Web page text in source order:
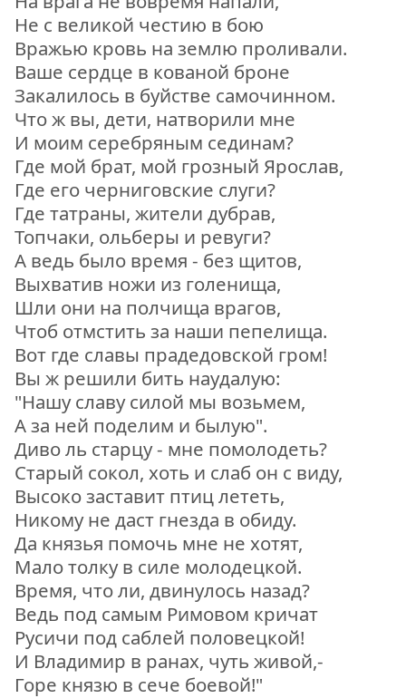
Не с великой честию в бою
Вражью кровь на землю проливали.
Ваше сердце в кованой броне
Закалилось в буйстве самочинном.
Что ж вы, дети, натворили мне
И моим серебряным сединам?
Где мой брат, мой грозный Ярослав,
Где его черниговские слуги?
Где татраны, жители дубрав,
Топчаки, ольберы и ревуги?
А ведь было время - без щитов,
Выхватив ножи из голенища,
Шли они на полчища врагов,
Чтоб отмстить за наши пепелища.
Вот где славы прадедовской гром!
Вы ж решили бить наудалую:
"Нашу славу силой мы возьмем,
А за ней поделим и былую".
Диво ль старцу - мне помолодеть?
Старый сокол, хоть и слаб он с виду,
Высоко заставит птиц лететь,
Никому не даст гнезда в обиду.
Да князья помочь мне не хотят,
Мало толку в силе молодецкой.
Время, что ли, двинулось назад?
Ведь под самым Римовом кричат
Русичи под саблей половецкой!
И Владимир в ранах, чуть живой,-
Горе князю в сече боевой!"